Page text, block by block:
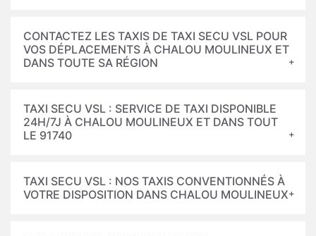
CONTACTEZ LES TAXIS DE TAXI SECU VSL POUR
VOS DÉPLACEMENTS À CHALOU MOULINEUX ET
DANS TOUTE SA RÉGION
TAXI SECU VSL : SERVICE DE TAXI DISPONIBLE
24H/7J À CHALOU MOULINEUX ET DANS TOUT
LE 91740
TAXI SECU VSL : NOS TAXIS CONVENTIONNÉS À
VOTRE DISPOSITION DANS CHALOU MOULINEUX